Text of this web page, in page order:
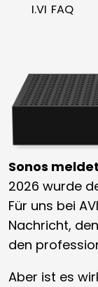
I.VI FAQ
Sonos
2026 wurde
Für uns bei
Nachricht,
den
Aber ist es